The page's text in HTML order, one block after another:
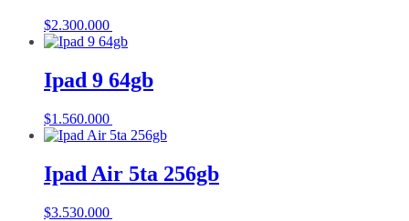
$2.300.000
Ipad 9 64gb
$1.560.000
Ipad Air 5ta 256gb
$3.530.000